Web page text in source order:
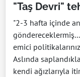
"Taş Devri"
"2-3 hafta içinde
emici
Aslında
kendi ağızlarıyla